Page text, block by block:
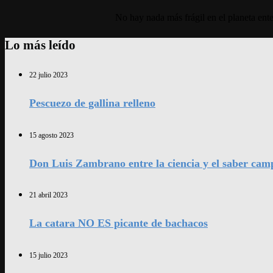
Lo más leído
22 julio 2023
Pescuezo de gallina relleno
15 agosto 2023
Don Luis Zambrano entre la ciencia y el saber
21 abril 2023
La catara NO ES picante de bachacos
15 julio 2023